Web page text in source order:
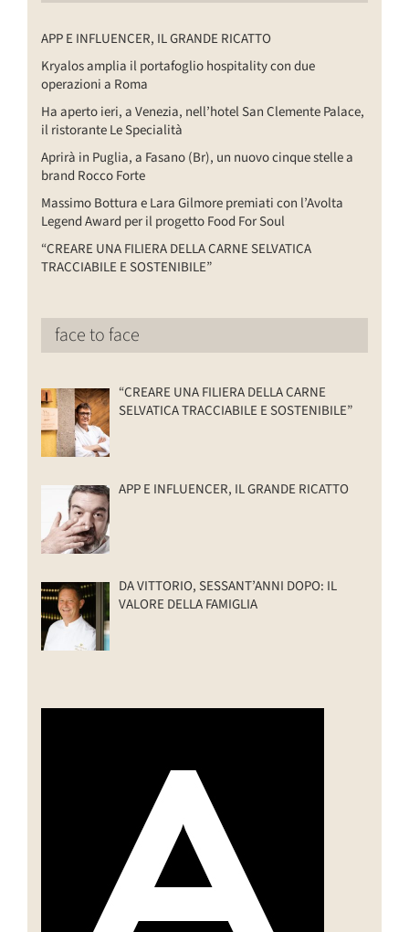
APP E INFLUENCER, IL GRANDE RICATTO
Kryalos amplia il portafoglio hospitality con due
operazioni a Roma
Ha aperto ieri, a Venezia, nell’hotel San Clemente Palace,
il ristorante Le Specialità
Aprirà in Puglia, a Fasano (Br), un nuovo cinque stelle a
brand Rocco Forte
Massimo Bottura e Lara Gilmore premiati con l’Avolta
Legend Award per il progetto Food For Soul
“CREARE UNA FILIERA DELLA CARNE SELVATICA
TRACCIABILE E SOSTENIBILE”
face to face
“CREARE UNA FILIERA DELLA CARNE
SELVATICA TRACCIABILE E SOSTENIBILE”
APP E INFLUENCER, IL GRANDE RICATTO
DA VITTORIO, SESSANT’ANNI DOPO: IL
VALORE DELLA FAMIGLIA